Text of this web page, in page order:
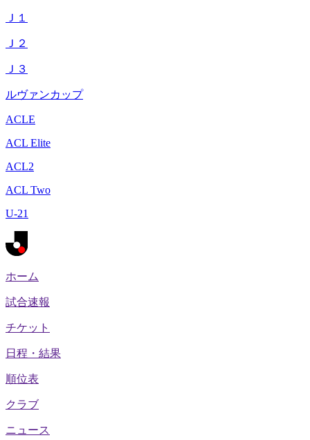
Ｊ１
Ｊ２
Ｊ３
ルヴァンカップ
ACLE
ACL Elite
ACL2
ACL Two
U-21
ホーム
試合速報
チケット
日程・結果
順位表
クラブ
ニュース